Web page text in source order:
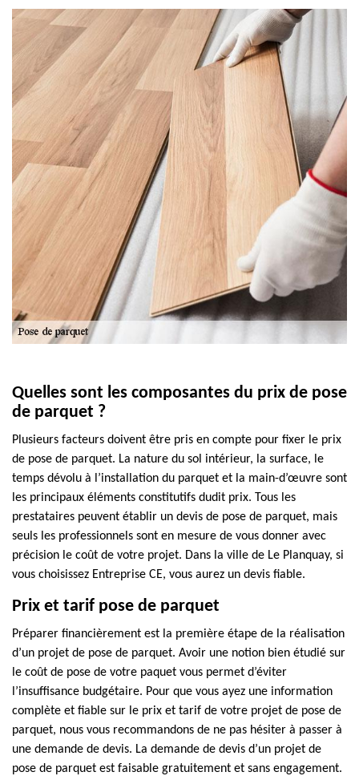
Quelles sont les composantes du prix de pose
de parquet ?
Plusieurs facteurs doivent être pris en compte pour fixer le prix
de pose de parquet. La nature du sol intérieur, la surface, le
temps dévolu à l’installation du parquet et la main-d’œuvre sont
les principaux éléments constitutifs dudit prix. Tous les
prestataires peuvent établir un devis de pose de parquet, mais
seuls les professionnels sont en mesure de vous donner avec
précision le coût de votre projet. Dans la ville de Le Planquay, si
vous choisissez Entreprise CE, vous aurez un devis fiable.
Prix et tarif pose de parquet
Préparer financièrement est la première étape de la réalisation
d’un projet de pose de parquet. Avoir une notion bien étudié sur
le coût de pose de votre paquet vous permet d’éviter
l’insuffisance budgétaire. Pour que vous ayez une information
complète et fiable sur le prix et tarif de votre projet de pose de
parquet, nous vous recommandons de ne pas hésiter à passer à
une demande de devis. La demande de devis d’un projet de
pose de parquet est faisable gratuitement et sans engagement.